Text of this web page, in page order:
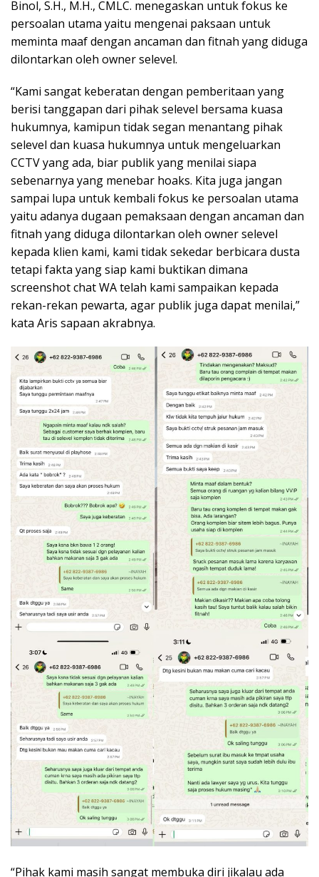
Binol, S.H., M.H., CMLC. menegaskan untuk fokus ke
persoalan utama yaitu mengenai paksaan untuk
meminta maaf dengan ancaman dan fitnah yang diduga
dilontarkan oleh owner selevel.
“Kami sangat keberatan dengan pemberitaan yang
berisi tanggapan dari pihak selevel bersama kuasa
hukumnya, kamipun tidak segan menantang pihak
selevel dan kuasa hukumnya untuk mengeluarkan
CCTV yang ada, biar publik yang menilai siapa
sebenarnya yang menebar hoaks. Kita juga jangan
sampai lupa untuk kembali fokus ke persoalan utama
yaitu adanya dugaan pemaksaan dengan ancaman dan
fitnah yang diduga dilontarkan oleh owner selevel
kepada klien kami, kami tidak sekedar berbicara dusta
tetapi fakta yang siap kami buktikan dimana
screenshot chat WA telah kami sampaikan kepada
rekan-rekan pewarta, agar publik juga dapat menilai,”
kata Aris sapaan akrabnya.
“Pihak kami masih sangat membuka diri jikalau ada